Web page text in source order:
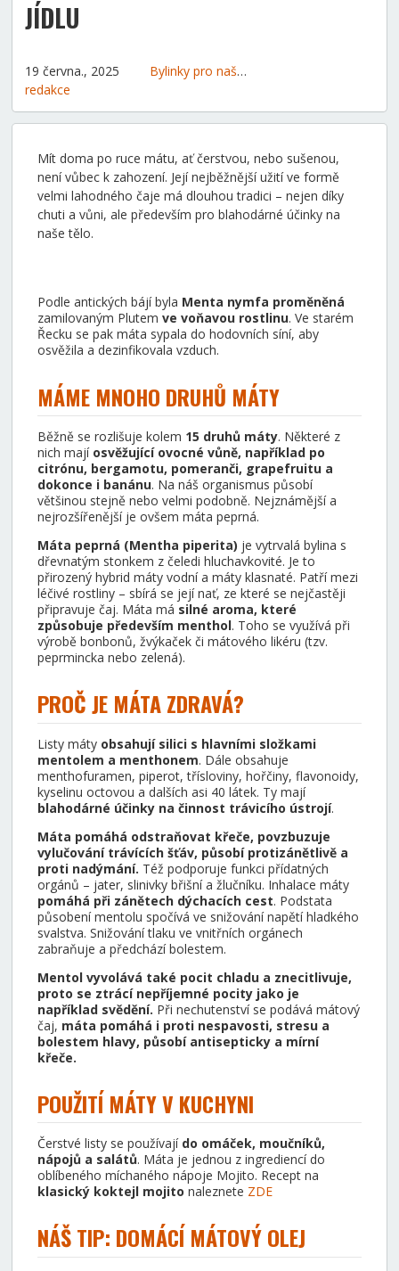
JÍDLU
19 června., 2025
redakce
Bylinky pro naše zdraví
Mít doma po ruce mátu, ať čerstvou, nebo sušenou,
není vůbec k zahození. Její nejběžnější užití ve formě
velmi lahodného čaje má dlouhou tradici – nejen díky
chuti a vůni, ale především pro blahodárné účinky na
naše tělo.
Podle antických bájí byla Menta nymfa proměněná
zamilovaným Plutem ve voňavou rostlinu. Ve starém
Řecku se pak máta sypala do hodovních síní, aby
osvěžila a dezinfikovala vzduch.
MÁME MNOHO DRUHŮ MÁTY
Běžně se rozlišuje kolem 15 druhů máty. Některé z
nich mají osvěžující ovocné vůně, například po
citrónu, bergamotu, pomeranči, grapefruitu a
dokonce i banánu. Na náš organismus působí
většinou stejně nebo velmi podobně. Nejznámější a
nejrozšířenější je ovšem máta peprná.
Máta peprná (Mentha piperita) je vytrvalá bylina s
dřevnatým stonkem z čeledi hluchavkovité. Je to
přirozený hybrid máty vodní a máty klasnaté. Patří mezi
léčivé rostliny – sbírá se její nať, ze které se nejčastěji
připravuje čaj. Máta má silné aroma, které
způsobuje především menthol. Toho se využívá při
výrobě bonbonů, žvýkaček či mátového likéru (tzv.
peprmincka nebo zelená).
PROČ JE MÁTA ZDRAVÁ?
Listy máty obsahují silici s hlavními složkami
mentolem a menthonem. Dále obsahuje
menthofuramen, piperot, třísloviny, hořčiny, flavonoidy,
kyselinu octovou a dalších asi 40 látek. Ty mají
blahodárné účinky na činnost trávicího ústrojí.
Máta pomáhá odstraňovat křeče, povzbuzuje
vylučování trávících šťáv, působí protizánětlivě a
proti nadýmání. Též podporuje funkci přídatných
orgánů – jater, slinivky břišní a žlučníku. Inhalace máty
pomáhá při zánětech dýchacích cest. Podstata
působení mentolu spočívá ve snižování napětí hladkého
svalstva. Snižování tlaku ve vnitřních orgánech
zabraňuje a předchází bolestem.
Mentol vyvolává také pocit chladu a znecitlivuje,
proto se ztrácí nepříjemné pocity jako je
například svědění. Při nechutenství se podává mátový
čaj, máta pomáhá i proti nespavosti, stresu a
bolestem hlavy, působí antisepticky a mírní
křeče.
POUŽITÍ MÁTY V KUCHYNI
Čerstvé listy se používají do omáček, moučníků,
nápojů a salátů. Máta je jednou z ingrediencí do
oblíbeného míchaného nápoje Mojito. Recept na
klasický koktejl mojito naleznete ZDE
NÁŠ TIP: DOMÁCÍ MÁTOVÝ OLEJ